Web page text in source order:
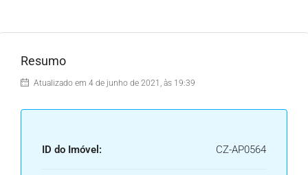
Resumo
Atualizado em 4 de junho de 2021, às 19:39
ID do Imóvel: CZ-AP0564